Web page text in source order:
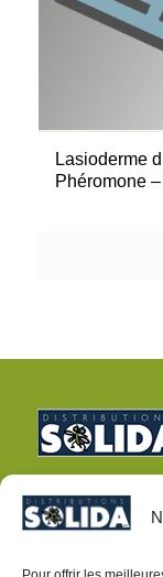
Lasioderme
Phéromone
CONDITIONS DE